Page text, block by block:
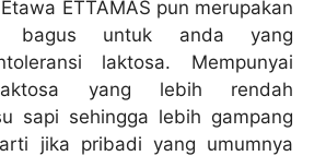
ETTAMAS pun merupakan
bagus untuk anda yang
laktosa. Mempunyai
yang lebih rendah
sapi sehingga lebih gampang
jika pribadi yang umumnya